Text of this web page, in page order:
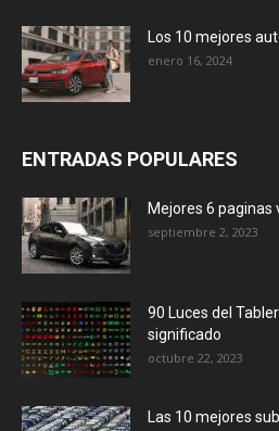
Los 10 mejores
enero 16, 2024
ENTRADAS POPULARES
Mejores 6 paginas
septiembre 2, 2023
90 Luces del
significado
octubre 22, 2023
Las 10 mejores